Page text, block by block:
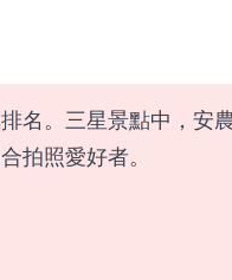
名。三星景點中，安
拍照愛好者。